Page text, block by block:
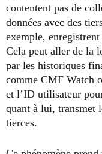
contentent pas de
données avec des
exemple,
Cela peut aller de la
par les historiques
comme CMF Watch
et l’ID utilisateur
quant à lui, transmet
tierces.